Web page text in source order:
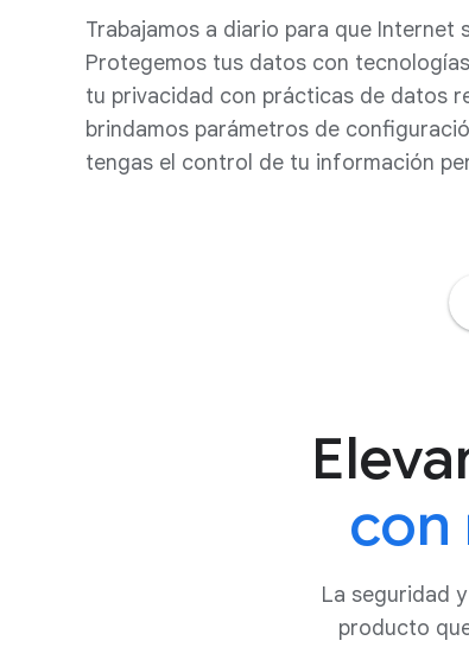
Trabajamos a diario para que Internet
Protegemos tus datos con
tu privacidad con prácticas de datos
brindamos parámetros de
tengas el control de tu información
con
La seguridad
producto